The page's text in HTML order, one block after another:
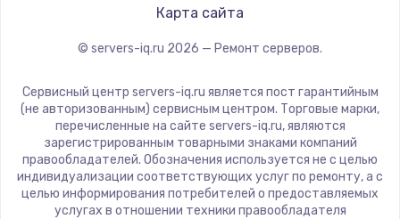
Карта сайта
© servers-iq.ru 2026 — Ремонт серверов.
Сервисный центр servers-iq.ru является пост гарантийным
(не авторизованным) сервисным центром. Торговые марки,
перечисленные на сайте servers-iq.ru, являются
зарегистрированным товарными знаками компаний
правообладателей. Обозначения используется не с целью
индивидуализации соответствующих услуг по ремонту, а с
целью информирования потребителей о предоставляемых
услугах в отношении техники правообладателя